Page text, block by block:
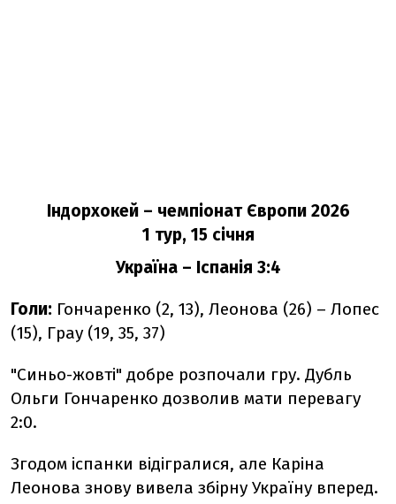
Індорхокей – чемпіонат Європи 2026
1 тур, 15 січня
Україна – Іспанія 3:4
Голи: Гончаренко (2, 13), Леонова (26) – Лопес
(15), Грау (19, 35, 37)
"Синьо-жовті" добре розпочали гру. Дубль
Ольги Гончаренко дозволив мати перевагу
2:0.
Згодом іспанки відігралися, але Каріна
Леонова знову вивела збірну Україну вперед.